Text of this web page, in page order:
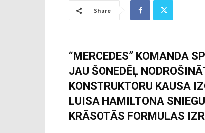
Share
“MERCEDES” KOMANDA
JAU ŠONEDĒĻ
KONSTRUKTORU KAUSA
LUISA HAMILTONA
KRĀSOTĀS FORMULAS